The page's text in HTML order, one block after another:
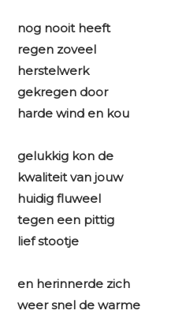
nog nooit heeft
regen zoveel
herstelwerk
gekregen door
harde wind en kou
gelukkig kon de
kwaliteit van jouw
huidig fluweel
tegen een pittig
lief stootje
en herinnerde zich
weer snel de warme